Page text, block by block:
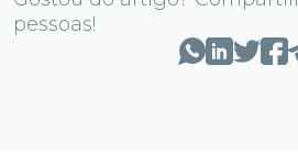
pessoas!